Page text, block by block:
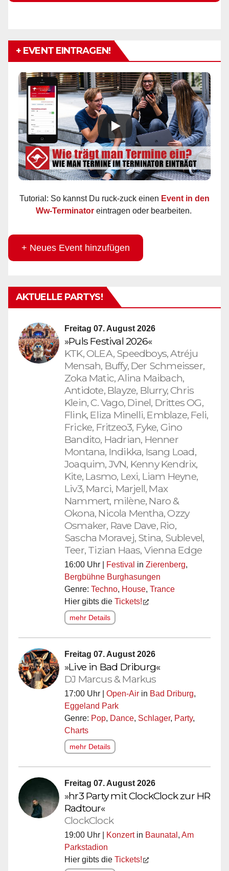
+ EVENT EINTRAGEN!
Tutorial: So kannst Du ruck-zuck einen Event in den
Ww-Terminator eintragen oder bearbeiten.
+ Neues Event hinzufügen
AKTUELLE PARTYS!
Freitag 07. August 2026
»Puls Festival 2026«
KTK, OLEA, Speedboys, Atréju
Mensah, Buffy, Der Schmeisser,
Zoka Matic, Alina Maibach,
Antidote, Blayze, Blurry, Chris
Klein, C. Vago, Dinel, Drittes OG,
Flink, Eliza Minelli, Emblaze, Feli,
Fricke, Fritzeo3, Fyke, Gino
Bandito, Hadrian, Henner
Montana, Indikka, Isang Load,
Joaquim, JVN, Kenny Kendrix,
Kite, Lasmo, Lexi, Liam Heyne,
Liv3, Marci, Marjell, Max
Nammert, milène, Naro &
Okona, Nicola Mentha, Ozzy
Osmaker, Rave Dave, Rio,
Sascha Moravej, Stina, Sublevel,
Teer, Tizian Haas, Vienna Edge
16:00 Uhr | Festival in Zierenberg,
Bergbühne Burghasungen
Genre: Techno, House, Trance
Hier gibts die Tickets!
mehr Details
Freitag 07. August 2026
»Live in Bad Driburg«
DJ Marcus & Markus
17:00 Uhr | Open-Air in Bad Driburg,
Eggeland Park
Genre: Pop, Dance, Schlager, Party,
Charts
mehr Details
Freitag 07. August 2026
»hr3 Party mit ClockClock zur HR
Radtour«
ClockClock
19:00 Uhr | Konzertin Baunatal , Am
Parkstadion
Hier gibts die Tickets!